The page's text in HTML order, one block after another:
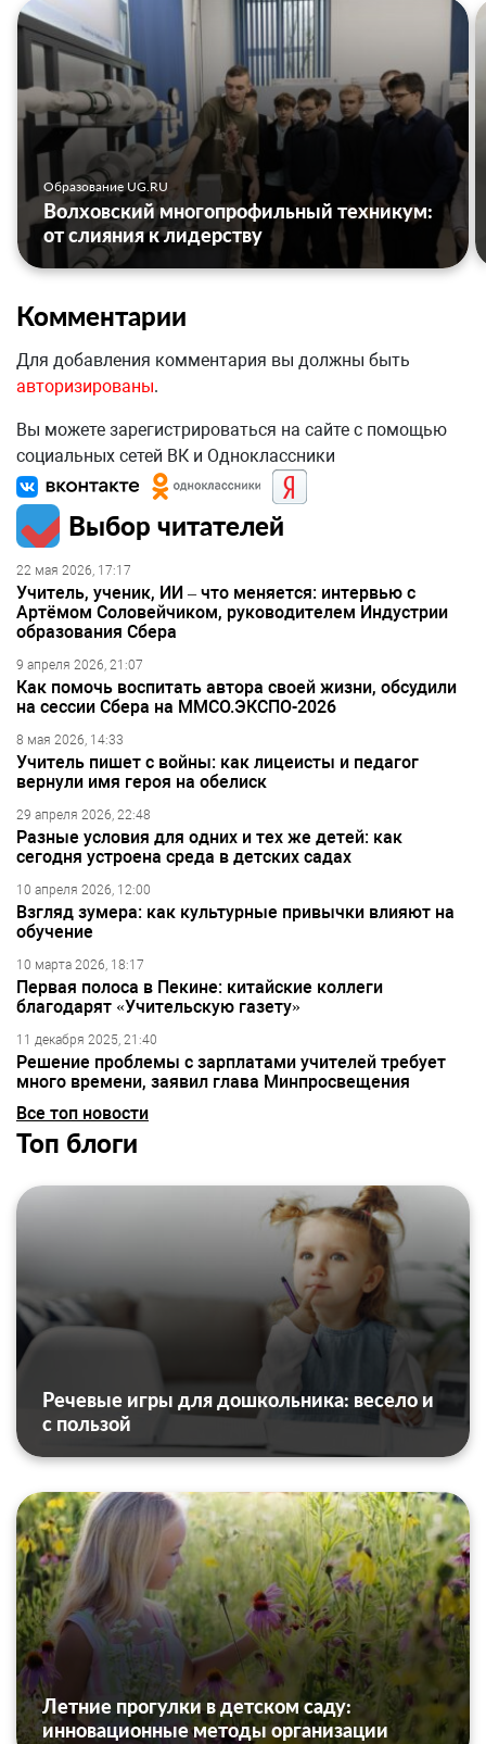
Образование UG.RU
Волховский многопрофильный техникум:
от слияния к лидерству
Комментарии
Для добавления комментария вы должны быть
авторизированы.
Вы можете зарегистрироваться на сайте с помощью
социальных сетей ВК и Одноклассники
Выбор читателей
22 мая 2026, 17:17
Учитель, ученик, ИИ – что меняется: интервью с
Артёмом Соловейчиком, руководителем Индустрии
образования Сбера
9 апреля 2026, 21:07
Как помочь воспитать автора своей жизни, обсудили
на сессии Сбера на ММСО.ЭКСПО-2026
8 мая 2026, 14:33
Учитель пишет с войны: как лицеисты и педагог
вернули имя героя на обелиск
29 апреля 2026, 22:48
Разные условия для одних и тех же детей: как
сегодня устроена среда в детских садах
10 апреля 2026, 12:00
Взгляд зумера: как культурные привычки влияют на
обучение
10 марта 2026, 18:17
Первая полоса в Пекине: китайские коллеги
благодарят «Учительскую газету»
11 декабря 2025, 21:40
Решение проблемы с зарплатами учителей требует
много времени, заявил глава Минпросвещения
Все топ новости
Топ блоги
Речевые игры для дошкольника: весело и
с пользой
Летние прогулки в детском саду:
инновационные методы организации